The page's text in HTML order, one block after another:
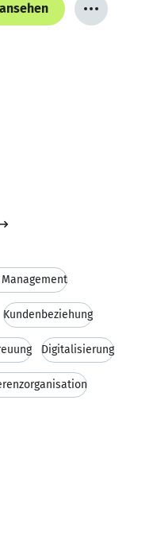
Kundenbeziehung
Digitalisierung